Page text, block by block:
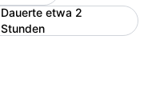
Dauerte etwa 2
Stunden